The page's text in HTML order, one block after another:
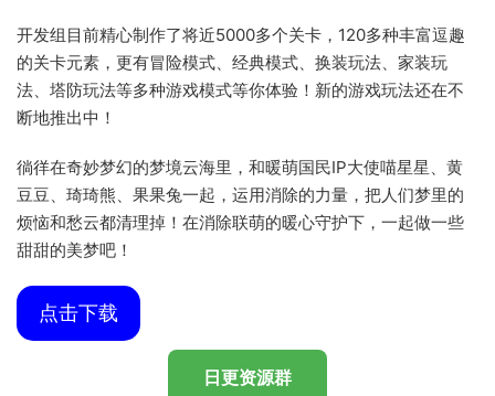
开发组目前精心制作了将近5000多个关卡，120多种丰富逗趣
的关卡元素，更有冒险模式、经典模式、换装玩法、家装玩
法、塔防玩法等多种游戏模式等你体验！新的游戏玩法还在不
断地推出中！
徜徉在奇妙梦幻的梦境云海里，和暖萌国民IP大使喵星星、黄
豆豆、琦琦熊、果果兔一起，运用消除的力量，把人们梦里的
烦恼和愁云都清理掉！在消除联萌的暖心守护下，一起做一些
甜甜的美梦吧！
点击下载
日更资源群